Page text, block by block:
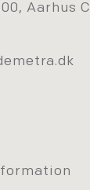
Aarhus C